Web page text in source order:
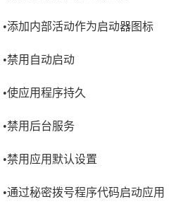
•添加内部活动作为启动器图标
•禁用自动启动
•使应用程序持久
•禁用后台服务
•禁用应用默认设置
•通过秘密拨号程序代码启动应用